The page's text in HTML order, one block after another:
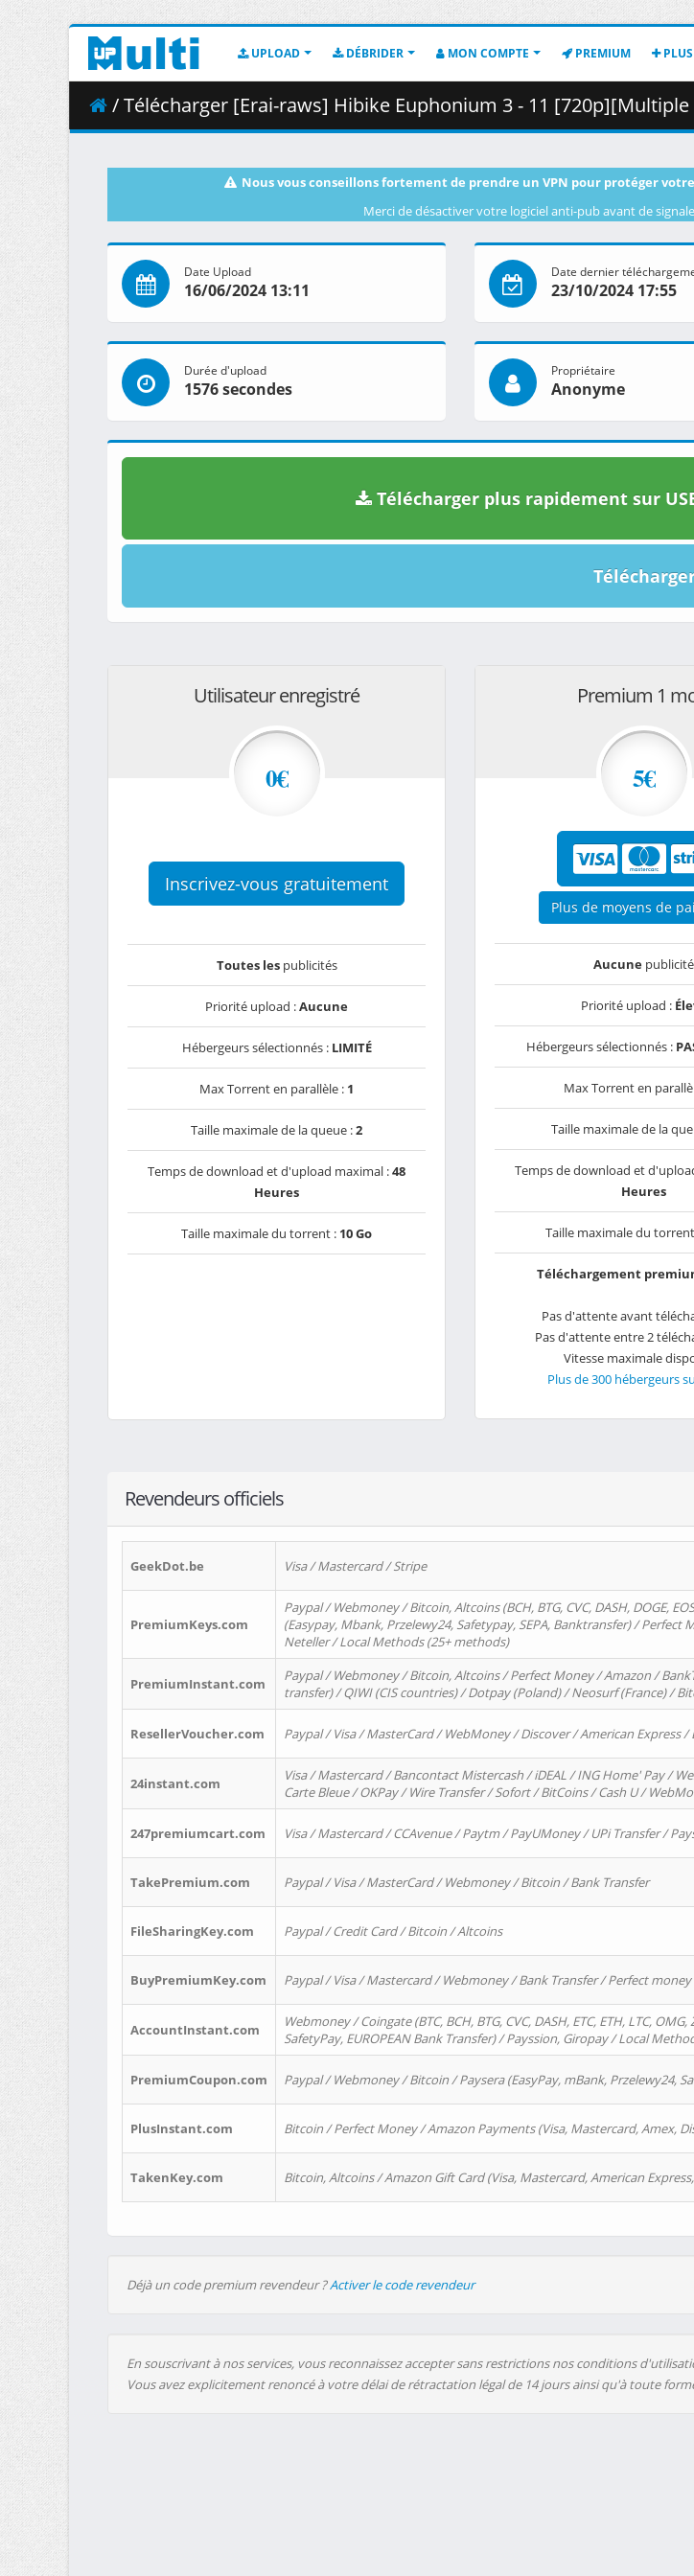
UPLOAD DÉBRIDER MON COMPTE PREMIUM PLUS
/ Télécharger [Erai-raws] Hibike Euphonium 3 - 11 [720p][Multiple
Nous vous conseillons fortement de prendre un VPN pour protéger
Merci de désactiver votre logiciel anti-pub avant de
Date Upload
16/06/2024 13:11
Date dernier
23/10/2024 17:55
Durée d'upload
1576 secondes
Propriétaire
Anonyme
Télécharger plus rapidement sur
Utilisateur enregistré
0€
Inscrivez-vous gratuitement
Toutes lespublicités
Priorité upload :Aucune
Hébergeurs sélectionnés : LIMITÉ
Max Torrent en parallèle : 1
Taille maximale de la queue :2
Temps de download et d'upload maximal :48
Heures
Taille maximale du torrent : 10 Go
Premium 1
5€
Plus de moyens de
Aucune publicité
Priorité upload :
Hébergeurs sélectionnés :
Max Torrent en
Taille maximale de la
Temps de download et
Heures
Taille maximale du
Téléchargement
Pas d'attente avant
Pas d'attente entre 2
Vitesse maximale
Plus de 300 hébergeurs
Revendeurs officiels
GeekDot.be Visa / Mastercard / Stripe
PremiumKeys.com
Paypal / Webmoney / Bitcoin, Altcoins (BCH, BTG, CVC, DASH, DOGE,
(Easypay, Mbank, Przelewy24, Safetypay, SEPA, Banktransfer) /
Neteller / Local Methods (25+ methods)
PremiumInstant.com
Paypal / Webmoney / Bitcoin, Altcoins / Perfect Money / Amazon /
transfer) / QIWI (CIS countries) / Dotpay (Poland) / Neosurf (France) /
ResellerVoucher.com Paypal / Visa / MasterCard / WebMoney / Discover / American Express /
24instant.com
Visa / Mastercard / Bancontact Mistercash / iDEAL / ING Home' Pay /
Carte Bleue / OKPay / Wire Transfer / Sofort / BitCoins / Cash U /
247premiumcart.com Visa / Mastercard / CCAvenue / Paytm / PayUMoney / UPi Transfer /
TakePremium.com Paypal / Visa / MasterCard / Webmoney / Bitcoin / Bank Transfer
FileSharingKey.com Paypal / Credit Card / Bitcoin / Altcoins
BuyPremiumKey.com Paypal / Visa / Mastercard / Webmoney / Bank Transfer / Perfect
AccountInstant.com
Webmoney / Coingate (BTC, BCH, BTG, CVC, DASH, ETC, ETH, LTC,
SafetyPay, EUROPEAN Bank Transfer) / Payssion, Giropay / Local
PremiumCoupon.com Paypal / Webmoney / Bitcoin / Paysera (EasyPay, mBank, Przelewy24,
PlusInstant.com Bitcoin / Perfect Money / Amazon Payments (Visa, Mastercard, Amex,
TakenKey.com Bitcoin, Altcoins / Amazon Gift Card (Visa, Mastercard, American
Déjà un code premium revendeur ?Activer le code revendeur
En souscrivant à nos services, vous reconnaissez accepter sans restrictions nos conditions
Vous avez explicitement renoncé à votre délai de rétractation légal de 14 jours ainsi qu'à toute